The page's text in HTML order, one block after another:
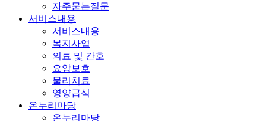
자주묻는질문
서비스내용
서비스내용
복지사업
의료 및 간호
요양보호
물리치료
영양급식
온누리마당
온누리마당